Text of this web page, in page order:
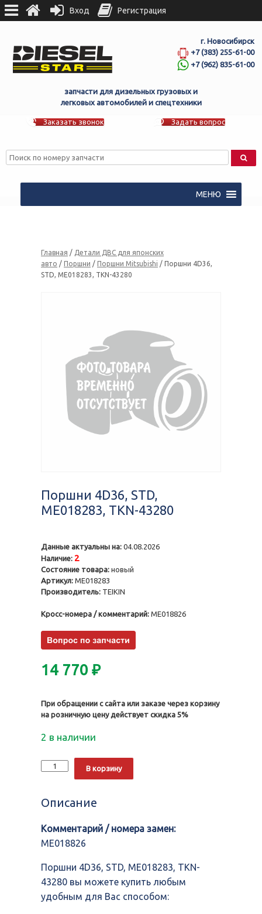
г. Новосибирск
+7 (383) 255-61-00
+7 (962) 835-61-00
запчасти для дизельных грузовых и
легковых автомобилей и спецтехники
Заказать звонок Задать вопрос
МЕНЮ
Главная / Детали ДВС для японских
авто / Поршни / Поршни Mitsubishi / Поршни 4D36,
STD, ME018283, TKN-43280
Поршни 4D36, STD,
ME018283, TKN-43280
Данные актуальны на: 04.08.2026
Наличие: 2
Состояние товара: новый
Артикул: ME018283
Производитель: TEIKIN
Кросс-номера / комментарий: ME018826
14 770 ₽
При обращении с сайта или заказе через корзину
на розничную цену действует скидка 5%
2 в наличии
Количество
Поршни
ME018283,
43280
В корзину
Описание
Комментарий / номера замен:
ME018826
Поршни 4D36, STD, ME018283, TKN-
43280 вы можете купить любым
удобным для Вас способом:
Вход Регистрация